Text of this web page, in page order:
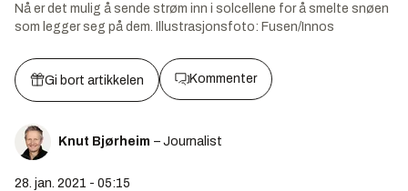
Nå er det mulig å sende strøm inn i solcellene for å smelte snøen
som legger seg på dem.
Illustrasjonsfoto: Fusen/Innos
Gi bort artikkelen Kommenter
Knut Bjørheim – Journalist
28. jan. 2021 - 05:15